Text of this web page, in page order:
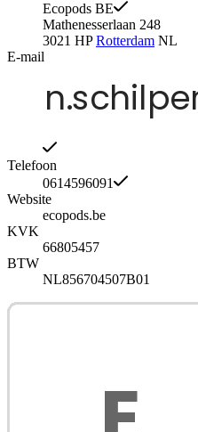
Ecopods BE
Mathenesserlaan 248
3021 HPRotterdam NL
E-mail
Telefoon
0614596091
Website
ecopods.be
KVK
66805457
BTW
NL856704507B01